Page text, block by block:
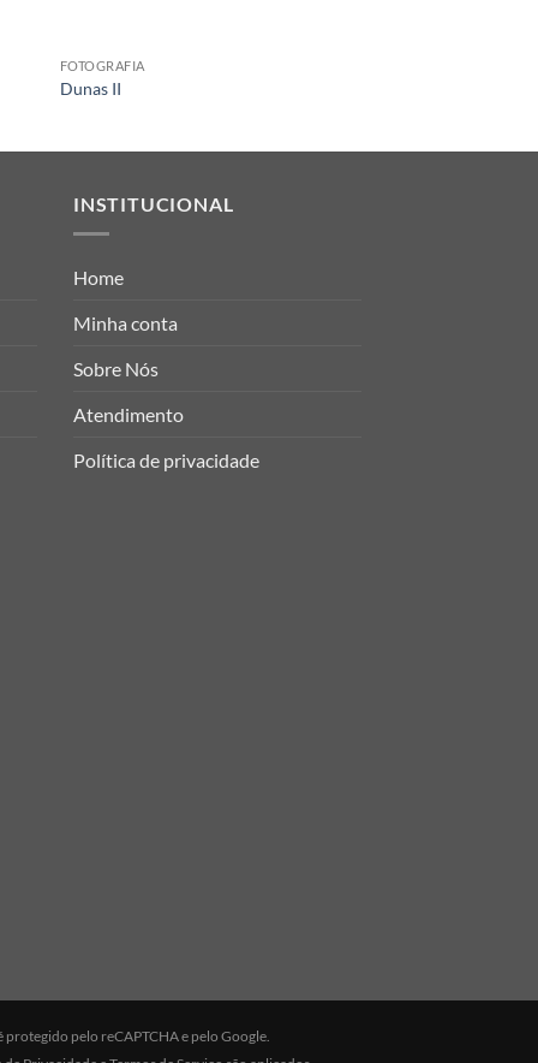
FOTOGRAFIA
Dunas II
INSTITUCIONAL
Home
Minha conta
Sobre Nós
Atendimento
Política de privacidade
protegido pelo reCAPTCHA e pelo Google.